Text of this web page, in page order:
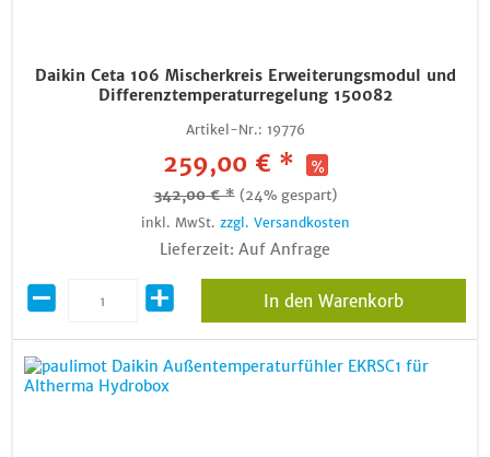
Daikin Ceta 106 Mischerkreis Erweiterungsmodul und
Differenztemperaturregelung 150082
Artikel-Nr.: 19776
259,00 € *
342,00 € * (24% gespart)
inkl. MwSt. zzgl. Versandkosten
Lieferzeit: Auf Anfrage
In den Warenkorb